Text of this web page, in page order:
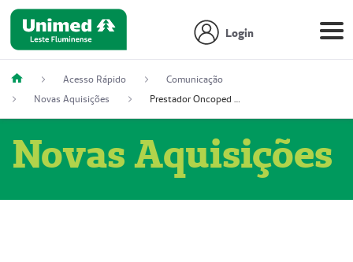
Login
Acesso Rápido
Comunicação
Novas Aquisições
Prestador Oncoped Serviços Médicos (51004335-0)
Novas Aquisições